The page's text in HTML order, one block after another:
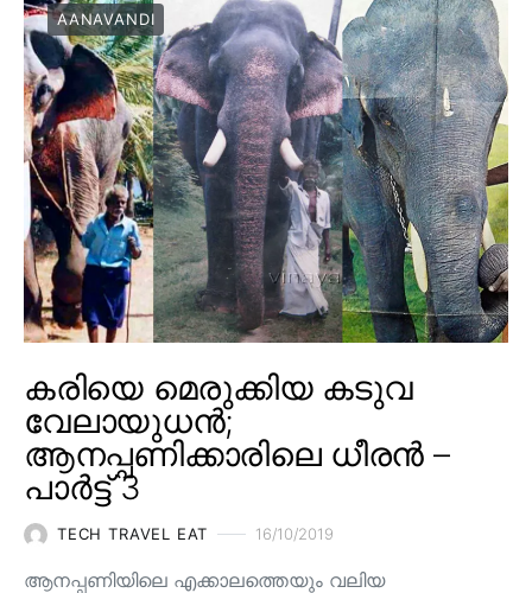
AANAVANDI
കരിയെ മെരുക്കിയ കടുവ
വേലായുധൻ;
ആനപ്പണിക്കാരിലെ ധീരൻ –
പാർട്ട് 3
TECH TRAVEL EAT 16/10/2019
ആനപ്പണിയിലെ എക്കാലത്തെയും വലിയ